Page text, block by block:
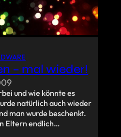
– mal wieder!
und wie könnte es
natürlich auch wieder
man wurde beschenkt.
Eltern endlich…